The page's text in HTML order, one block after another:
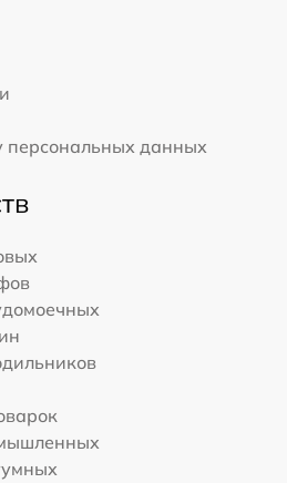
персональных данных